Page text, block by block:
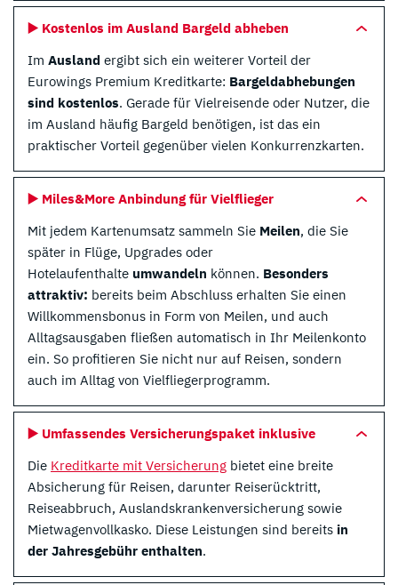
▶️ Kostenlos im Ausland Bargeld abheben
Im Ausland ergibt sich ein weiterer Vorteil der
Eurowings Premium Kreditkarte: Bargeldabhebungen
sind kostenlos. Gerade für Vielreisende oder Nutzer, die
im Ausland häufig Bargeld benötigen, ist das ein
praktischer Vorteil gegenüber vielen Konkurrenzkarten.
▶️ Miles&More Anbindung für Vielflieger
Mit jedem Kartenumsatz sammeln Sie Meilen, die Sie
später in Flüge, Upgrades oder
Hotelaufenthalte umwandeln können. Besonders
attraktiv: bereits beim Abschluss erhalten Sie einen
Willkommensbonus in Form von Meilen, und auch
Alltagsausgaben fließen automatisch in Ihr Meilenkonto
ein. So profitieren Sie nicht nur auf Reisen, sondern
auch im Alltag von Vielfliegerprogramm.
▶️ Umfassendes Versicherungspaket inklusive
Die Kreditkarte mit Versicherung bietet eine breite
Absicherung für Reisen, darunter Reiserücktritt,
Reiseabbruch, Auslandskrankenversicherung sowie
Mietwagenvollkasko. Diese Leistungen sind bereits in
der Jahresgebühr enthalten.